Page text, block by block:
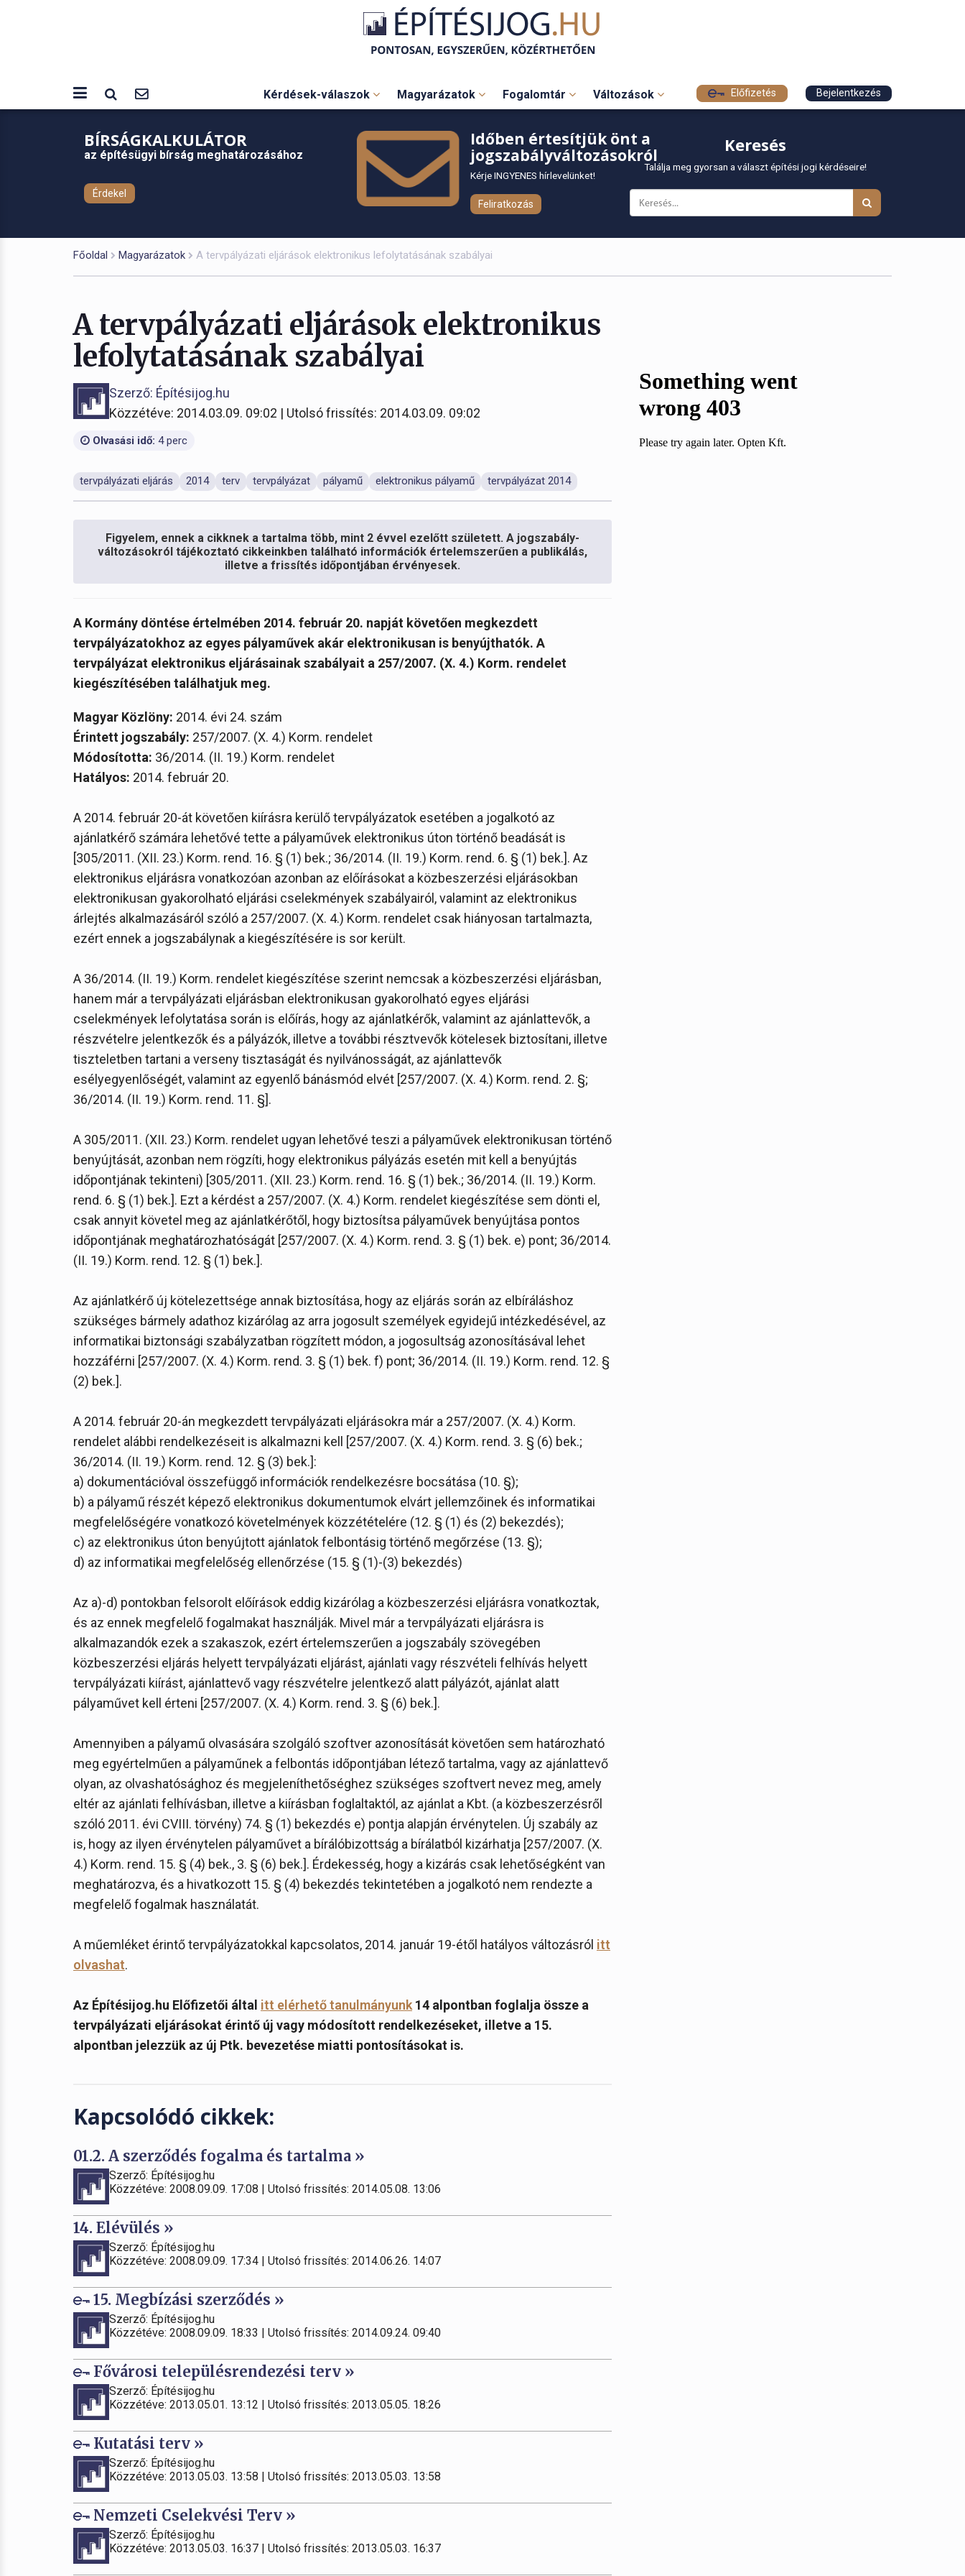
Kérdések-válaszok Magyarázatok Fogalomtár Változások Előfizetés Bejelentkezés
BÍRSÁGKALKULÁTOR
az építésügyi bírság meghatározásához
Érdekel
Időben értesítjük önt a
jogszabályváltozásokról
Kérje INGYENES hírlevelünket!
Feliratkozás
Keresés
Találja meg gyorsan a választ építési jogi kérdéseire!
Főoldal Magyarázatok A tervpályázati eljárások elektronikus lefolytatásának szabályai
A tervpályázati eljárások elektronikus
lefolytatásának szabályai
Szerző: Építésijog.hu
Közzétéve: 2014.03.09. 09:02 | Utolsó frissítés: 2014.03.09. 09:02
Olvasási idő: 4 perc
tervpályázati eljárás 2014 terv tervpályázat pályamű elektronikus pályamű tervpályázat 2014
Figyelem, ennek a cikknek a tartalma több, mint 2 évvel ezelőtt született. A jogszabály-
változásokról tájékoztató cikkeinkben található információk értelemszerűen a publikálás,
illetve a frissítés időpontjában érvényesek.
A Kormány döntése értelmében 2014. február 20. napját követően megkezdett
tervpályázatokhoz az egyes pályaművek akár elektronikusan is benyújthatók. A
tervpályázat elektronikus eljárásainak szabályait a 257/2007. (X. 4.) Korm. rendelet
kiegészítésében találhatjuk meg.
Magyar Közlöny: 2014. évi 24. szám
Érintett jogszabály: 257/2007. (X. 4.) Korm. rendelet
Módosította: 36/2014. (II. 19.) Korm. rendelet
Hatályos: 2014. február 20.
A 2014. február 20-át követően kiírásra kerülő tervpályázatok esetében a jogalkotó az
ajánlatkérő számára lehetővé tette a pályaművek elektronikus úton történő beadását is
[305/2011. (XII. 23.) Korm. rend. 16. § (1) bek.; 36/2014. (II. 19.) Korm. rend. 6. § (1) bek.]. Az
elektronikus eljárásra vonatkozóan azonban az előírásokat a közbeszerzési eljárásokban
elektronikusan gyakorolható eljárási cselekmények szabályairól, valamint az elektronikus
árlejtés alkalmazásáról szóló a 257/2007. (X. 4.) Korm. rendelet csak hiányosan tartalmazta,
ezért ennek a jogszabálynak a kiegészítésére is sor került.
A 36/2014. (II. 19.) Korm. rendelet kiegészítése szerint nemcsak a közbeszerzési eljárásban,
hanem már a tervpályázati eljárásban elektronikusan gyakorolható egyes eljárási
cselekmények lefolytatása során is előírás, hogy az ajánlatkérők, valamint az ajánlattevők, a
részvételre jelentkezők és a pályázók, illetve a további résztvevők kötelesek biztosítani, illetve
tiszteletben tartani a verseny tisztaságát és nyilvánosságát, az ajánlattevők
esélyegyenlőségét, valamint az egyenlő bánásmód elvét [257/2007. (X. 4.) Korm. rend. 2. §;
36/2014. (II. 19.) Korm. rend. 11. §].
A 305/2011. (XII. 23.) Korm. rendelet ugyan lehetővé teszi a pályaművek elektronikusan történő
benyújtását, azonban nem rögzíti, hogy elektronikus pályázás esetén mit kell a benyújtás
időpontjának tekinteni) [305/2011. (XII. 23.) Korm. rend. 16. § (1) bek.; 36/2014. (II. 19.) Korm.
rend. 6. § (1) bek.]. Ezt a kérdést a 257/2007. (X. 4.) Korm. rendelet kiegészítése sem dönti el,
csak annyit követel meg az ajánlatkérőtől, hogy biztosítsa pályaművek benyújtása pontos
időpontjának meghatározhatóságát [257/2007. (X. 4.) Korm. rend. 3. § (1) bek. e) pont; 36/2014.
(II. 19.) Korm. rend. 12. § (1) bek.].
Az ajánlatkérő új kötelezettsége annak biztosítása, hogy az eljárás során az elbíráláshoz
szükséges bármely adathoz kizárólag az arra jogosult személyek egyidejű intézkedésével, az
informatikai biztonsági szabályzatban rögzített módon, a jogosultság azonosításával lehet
hozzáférni [257/2007. (X. 4.) Korm. rend. 3. § (1) bek. f) pont; 36/2014. (II. 19.) Korm. rend. 12. §
(2) bek.].
A 2014. február 20-án megkezdett tervpályázati eljárásokra már a 257/2007. (X. 4.) Korm.
rendelet alábbi rendelkezéseit is alkalmazni kell [257/2007. (X. 4.) Korm. rend. 3. § (6) bek.;
36/2014. (II. 19.) Korm. rend. 12. § (3) bek.]:
a) dokumentációval összefüggő információk rendelkezésre bocsátása (10. §);
b) a pályamű részét képező elektronikus dokumentumok elvárt jellemzőinek és informatikai
megfelelőségére vonatkozó követelmények közzétételére (12. § (1) és (2) bekezdés);
c) az elektronikus úton benyújtott ajánlatok felbontásig történő megőrzése (13. §);
d) az informatikai megfelelőség ellenőrzése (15. § (1)-(3) bekezdés)
Az a)-d) pontokban felsorolt előírások eddig kizárólag a közbeszerzési eljárásra vonatkoztak,
és az ennek megfelelő fogalmakat használják. Mivel már a tervpályázati eljárásra is
alkalmazandók ezek a szakaszok, ezért értelemszerűen a jogszabály szövegében
közbeszerzési eljárás helyett tervpályázati eljárást, ajánlati vagy részvételi felhívás helyett
tervpályázati kiírást, ajánlattevő vagy részvételre jelentkező alatt pályázót, ajánlat alatt
pályaművet kell érteni [257/2007. (X. 4.) Korm. rend. 3. § (6) bek.].
Amennyiben a pályamű olvasására szolgáló szoftver azonosítását követően sem határozható
meg egyértelműen a pályaműnek a felbontás időpontjában létező tartalma, vagy az ajánlattevő
olyan, az olvashatósághoz és megjeleníthetőséghez szükséges szoftvert nevez meg, amely
eltér az ajánlati felhívásban, illetve a kiírásban foglaltaktól, az ajánlat a Kbt. (a közbeszerzésről
szóló 2011. évi CVIII. törvény) 74. § (1) bekezdés e) pontja alapján érvénytelen. Új szabály az
is, hogy az ilyen érvénytelen pályaművet a bírálóbizottság a bírálatból kizárhatja [257/2007. (X.
4.) Korm. rend. 15. § (4) bek., 3. § (6) bek.]. Érdekesség, hogy a kizárás csak lehetőségként van
meghatározva, és a hivatkozott 15. § (4) bekezdés tekintetében a jogalkotó nem rendezte a
megfelelő fogalmak használatát.
A műemléket érintő tervpályázatokkal kapcsolatos, 2014. január 19-étől hatályos változásról itt
olvashat.
Az Építésijog.hu Előfizetői által itt elérhető tanulmányunk 14 alpontban foglalja össze a
tervpályázati eljárásokat érintő új vagy módosított rendelkezéseket, illetve a 15.
alpontban jelezzük az új Ptk. bevezetése miatti pontosításokat is.
Kapcsolódó cikkek:
01.2. A szerződés fogalma és tartalma »
Szerző: Építésijog.hu
Közzétéve: 2008.09.09. 17:08 | Utolsó frissítés: 2014.05.08. 13:06
14. Elévülés »
Szerző: Építésijog.hu
Közzétéve: 2008.09.09. 17:34 | Utolsó frissítés: 2014.06.26. 14:07
15. Megbízási szerződés »
Szerző: Építésijog.hu
Közzétéve: 2008.09.09. 18:33 | Utolsó frissítés: 2014.09.24. 09:40
Fővárosi településrendezési terv »
Szerző: Építésijog.hu
Közzétéve: 2013.05.01. 13:12 | Utolsó frissítés: 2013.05.05. 18:26
Kutatási terv »
Szerző: Építésijog.hu
Közzétéve: 2013.05.03. 13:58 | Utolsó frissítés: 2013.05.03. 13:58
Nemzeti Cselekvési Terv »
Szerző: Építésijog.hu
Közzétéve: 2013.05.03. 16:37 | Utolsó frissítés: 2013.05.03. 16:37